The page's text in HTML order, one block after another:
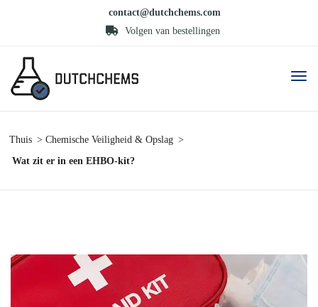
contact@dutchchems.com
Volgen van bestellingen
Thuis
Chemische Veiligheid & Opslag
Wat zit er in een EHBO-kit?